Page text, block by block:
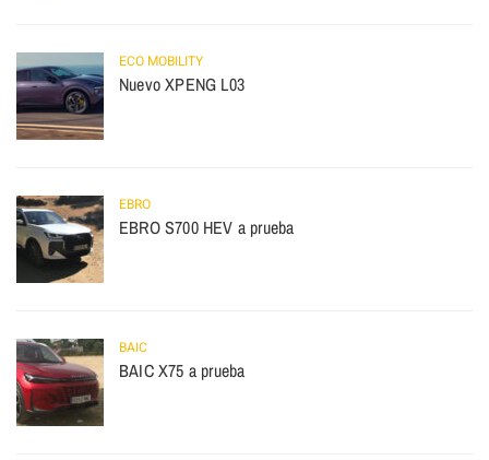
ECO MOBILITY
Nuevo XPENG L03
EBRO
EBRO S700 HEV a prueba
BAIC
BAIC X75 a prueba